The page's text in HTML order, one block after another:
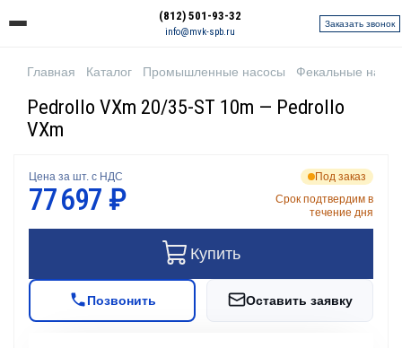
(812) 501-93-32
info@mvk-spb.ru
Заказать звонок
Главная Каталог Промышленные насосы Фекальные
Pedrollo VXm 20/35-ST 10m — Pedrollo
VXm
Цена за шт. с НДС
77 697 ₽
Под заказ
Срок подтвердим в
течение дня
Купить
Позвонить Оставить заявку